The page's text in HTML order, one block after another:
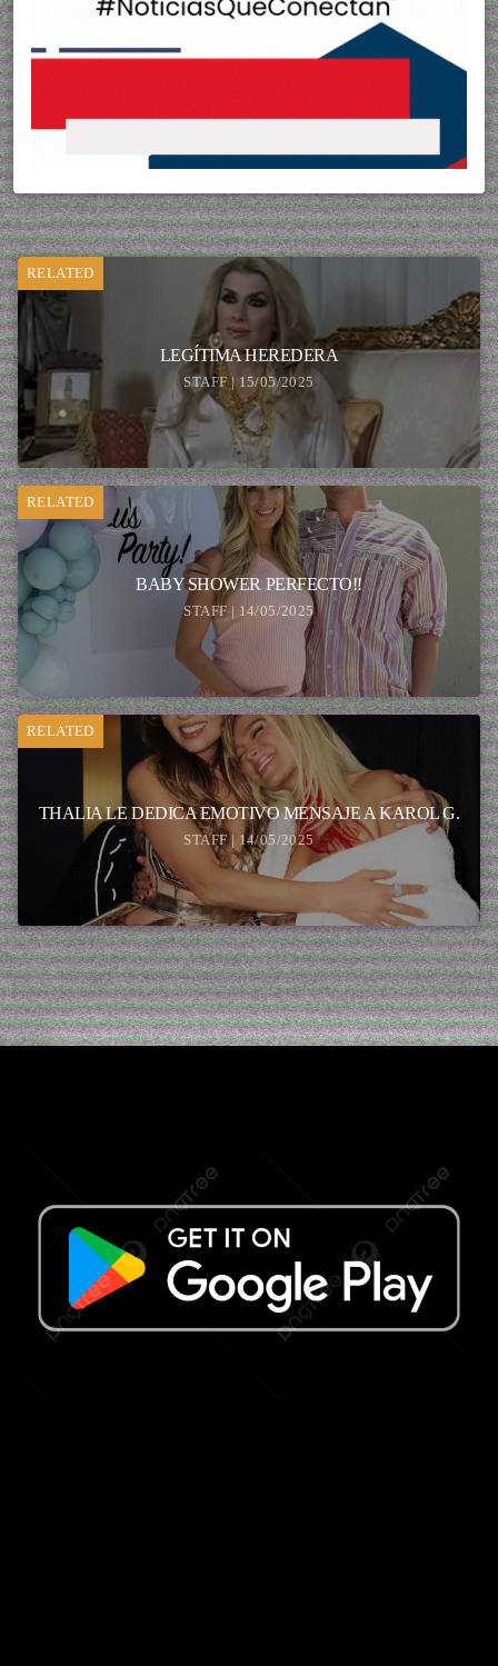
RELATED
LEGÍTIMA HEREDERA
STAFF | 15/05/2025
RELATED
BABY SHOWER PERFECTO!!
STAFF | 14/05/2025
RELATED
THALIA LE DEDICA EMOTIVO MENSAJE A KAROL G.
STAFF | 14/05/2025